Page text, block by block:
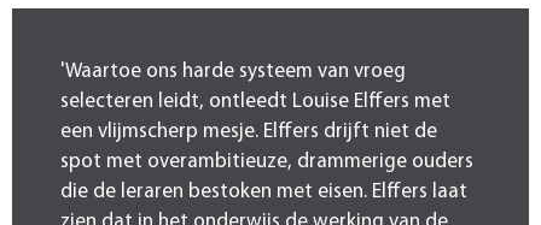
'Waartoe ons harde systeem van vroeg
selecteren leidt, ontleedt Louise Elffers met
een vlijmscherp mesje. Elffers drijft niet de
spot met overambitieuze, drammerige ouders
die de leraren bestoken met eisen. Elffers laat